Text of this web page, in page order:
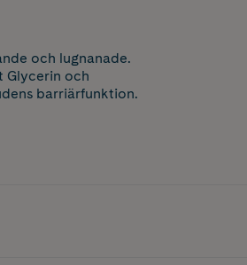
och lugnanade.
Glycerin och
barriärfunktion.